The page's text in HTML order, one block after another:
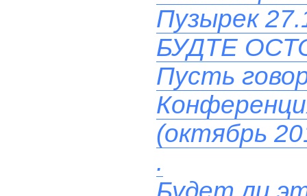
Пузырек
БУДТЕ
Пусть
(октябрь
.